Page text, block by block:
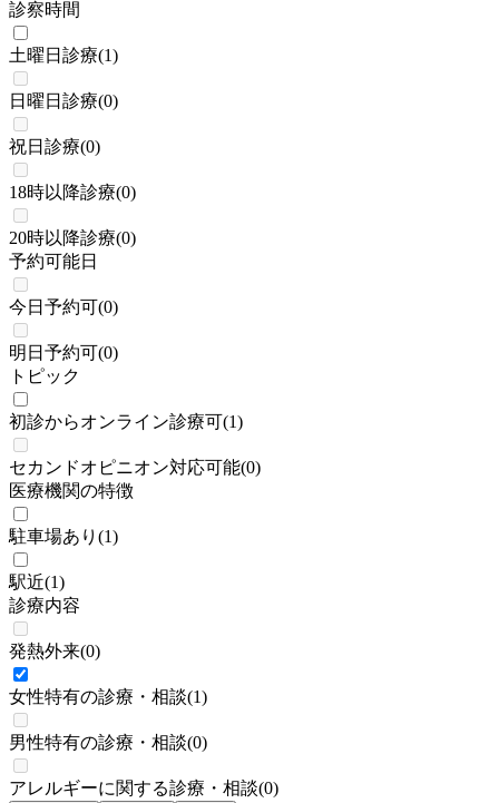
診察時間
土曜日診療(1)
日曜日診療(0)
祝日診療(0)
18時以降診療(0)
20時以降診療(0)
予約可能日
今日予約可(0)
明日予約可(0)
トピック
初診からオンライン診療可(1)
セカンドオピニオン対応可能(0)
医療機関の特徴
駐車場あり (1)
駅近(1)
診療内容
発熱外来(0)
女性特有の診療・相談(1)
男性特有の診療・相談(0)
アレルギーに関する診療・相談(0)